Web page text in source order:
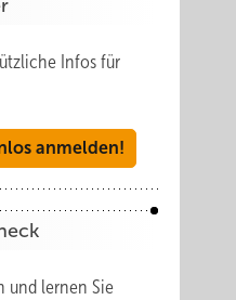
Infos für
anmelden!
und lernen Sie